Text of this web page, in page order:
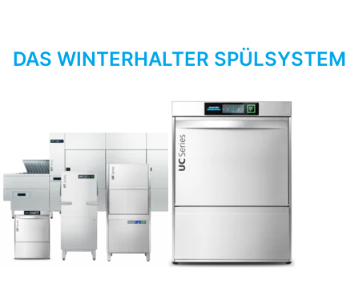
DAS WINTERHALTER SPÜLSYSTEM